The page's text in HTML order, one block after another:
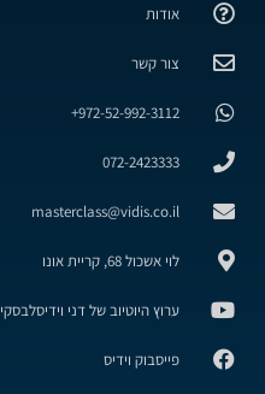
אודות
צור קשר
972-52-992-3112+
072-2423333
masterclass@vidis.co.il
לוי אשכול 68, קריית אונו
ערוץ היוטיוב של דני וידיסלבסקי
פייסבוק וידיס